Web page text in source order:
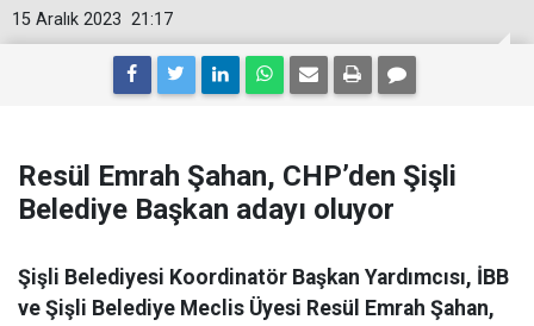
21:17
15 Aralık 2023
Resül Emrah Şahan, CHP’den Şişli
Belediye Başkan adayı oluyor
Şişli Belediyesi Koordinatör Başkan Yardımcısı, İBB
ve Şişli Belediye Meclis Üyesi Resül Emrah Şahan,